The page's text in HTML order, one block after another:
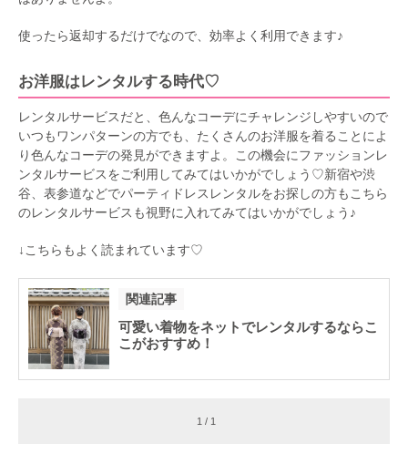
使ったら返却するだけでなので、効率よく利用できます♪
お洋服はレンタルする時代♡
レンタルサービスだと、色んなコーデにチャレンジしやすいので
いつもワンパターンの方でも、たくさんのお洋服を着ることによ
り色んなコーデの発見ができますよ。この機会にファッションレ
ンタルサービスをご利用してみてはいかがでしょう♡新宿や渋
谷、表参道などでパーティドレスレンタルをお探しの方もこちら
のレンタルサービスも視野に入れてみてはいかがでしょう♪
↓こちらもよく読まれています♡
関連記事
可愛い着物をネットでレンタルするならこ
こがおすすめ！
1 / 1